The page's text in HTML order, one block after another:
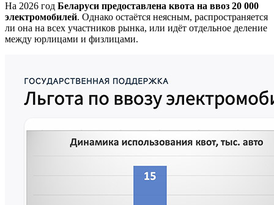
На 2026 год Беларуси предоставлена квота на ввоз 20 000
электромобилей. Однако остаётся неясным, распространяется
ли она на всех участников рынка, или идёт отдельное деление
между юрлицами и физлицами.